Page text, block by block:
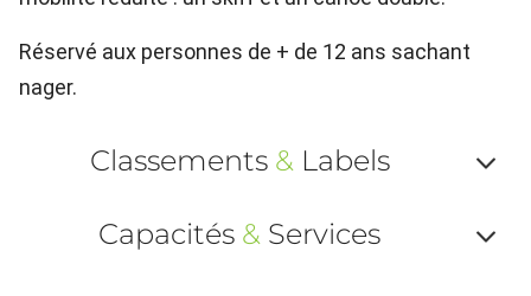
Réservé aux personnes de + de 12 ans sachant
nager.
Classements &Labels
ou
Capacités & Services